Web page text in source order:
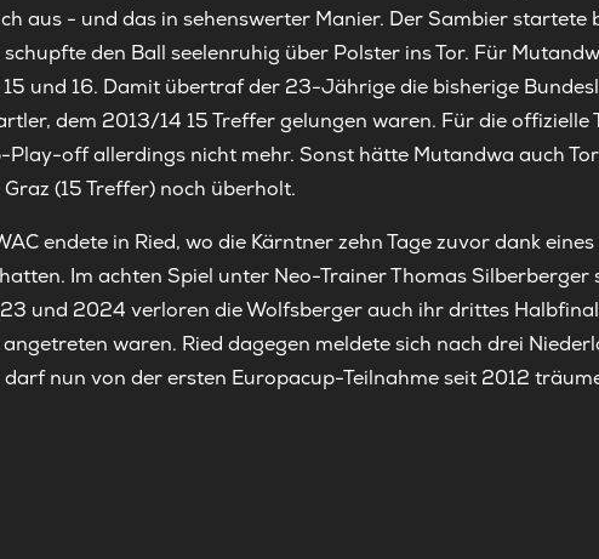
aus - und das in sehenswerter Manier. Der Sambier startete
den Ball seelenruhig über Polster ins Tor. Für
und 16. Damit übertraf der 23-Jährige die bisherige
dem 2013/14 15 Treffer gelungen waren. Für die offizielle
Play-off allerdings nicht mehr. Sonst hätte Mutandwa auch
(15 Treffer) noch überholt.
endete in Ried, wo die Kärntner zehn Tage zuvor dank
Im achten Spiel unter Neo-Trainer Thomas Silberberger
und 2024 verloren die Wolfsberger auch ihr drittes
waren. Ried dagegen meldete sich nach drei
nun von der ersten Europacup-Teilnahme seit 2012